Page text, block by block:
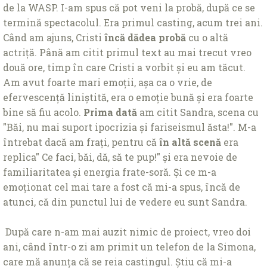
de la WASP. I-am spus că pot veni la probă, după ce se
termină spectacolul. Era primul casting, acum trei ani.
Când am ajuns, Cristi încă dădea probă cu o altă
actriță. Până am citit primul text au mai trecut vreo
două ore, timp în care Cristi a vorbit și eu am tăcut.
Am avut foarte mari emoții, așa ca o vrie, de
efervescență liniștită, era o emoție bună și era foarte
bine să fiu acolo. Prima dată am citit Sandra, scena cu
"Băi, nu mai suport ipocrizia și fariseismul ăsta!". M-a
întrebat dacă am frați, pentru căîn altă scenă era
replica" Ce faci, băi, dă, să te pup!" și era nevoie de
familiaritatea și energia frate-soră. Și ce m-a
emoționat cel mai tare a fost că mi-a spus, încă de
atunci, că din punctul lui de vedere eu sunt Sandra.
După care n-am mai auzit nimic de proiect, vreo doi
ani, când într-o zi am primit un telefon de la Simona,
care mă anunța că se reia castingul. Știu că mi-a